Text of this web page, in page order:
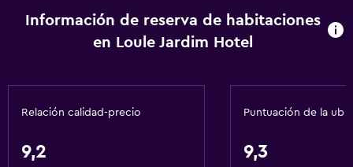
Información de reserva de habitaciones
en Loule Jardim Hotel
Relación calidad-precio
9,2
Puntuación de la
9,3